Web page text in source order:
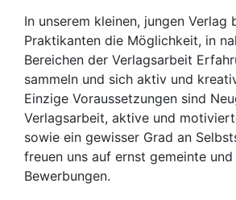
In unserem kleinen, jungen Verlag
Praktikanten die Möglichkeit, in
Bereichen der Verlagsarbeit
sammeln und sich aktiv und
Einzige Voraussetzungen sind
Verlagsarbeit, aktive und
sowie ein gewisser Grad an
freuen uns auf ernst gemeinte
Bewerbungen.